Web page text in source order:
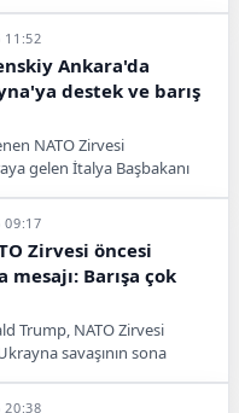
11:52
Ankara'da
destek ve barış
NATO Zirvesi
gelen İtalya Başbakanı
Ukrayna'ya desteğin
verdi.
09:17
Zirvesi öncesi
mesajı: Barışa çok
Trump, NATO Zirvesi
savaşının sona
istekli olduğunu
20:38